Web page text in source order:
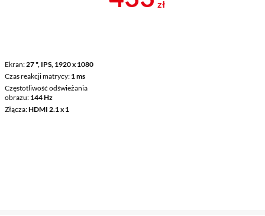
Ekran 27 ", IPS, 1920 x 1080
Czas reakcji matrycy 1 ms
Częstotliwość odświeżania
obrazu 144 Hz
Złącza HDMI 2.1 x 1
zł